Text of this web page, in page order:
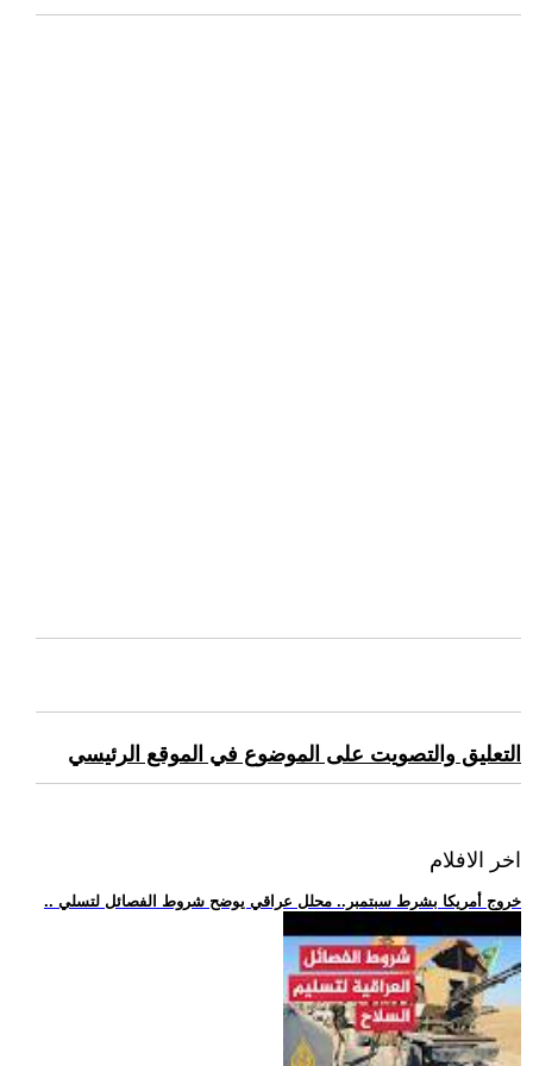
التعليق والتصويت على الموضوع في الموقع الرئيسي
اخر الافلام
.. خروج أمريكا بشرط سبتمبر.. محلل عراقي يوضح شروط الفصائل لتسلي